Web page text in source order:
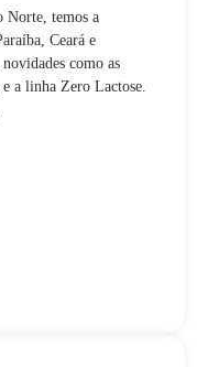
Norte, temos a
Ceará e
como as
e a linha Zero Lactose.